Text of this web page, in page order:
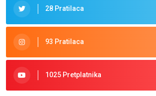
28 Pratilaca
93 Pratilaca
1025 Pretplatnika